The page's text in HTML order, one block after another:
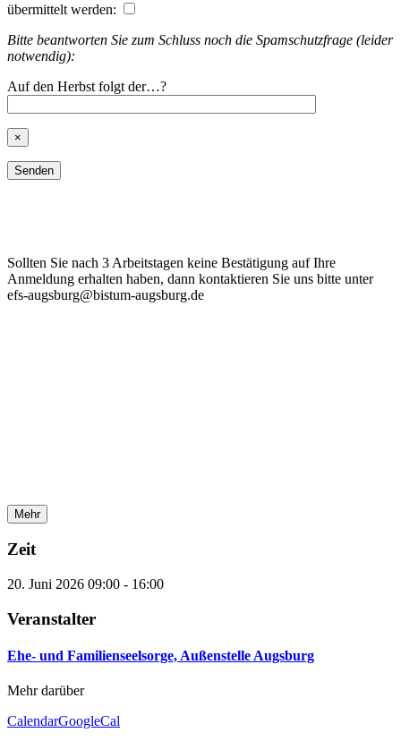
übermittelt werden:
Bitte beantworten Sie zum Schluss noch die Spamschutzfrage (leider
notwendig):
Auf den Herbst folgt der…?
×
Sollten Sie nach 3 Arbeitstagen keine Bestätigung auf Ihre
Anmeldung erhalten haben, dann kontaktieren Sie uns bitte unter
efs-augsburg@bistum-augsburg.de
Mehr
Zeit
20. Juni 2026 09:00 - 16:00
Veranstalter
Ehe- und Familienseelsorge, Außenstelle Augsburg
Mehr darüber
CalendarGoogleCal